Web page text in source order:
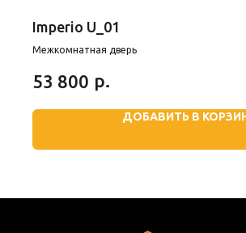
Imperio U_01
Межкомнатная дверь
53 800 р.
ДОБАВИТЬ В